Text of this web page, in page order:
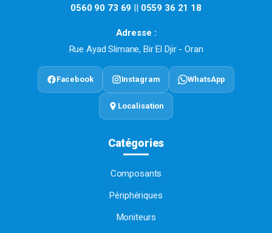
0560 90 73 69 || 0559 36 21 18
Adresse :
Rue Ayad Slimane, Bir El Djir - Oran
Facebook Instagram WhatsApp
Localisation
Catégories
Composants
Périphériques
Moniteurs